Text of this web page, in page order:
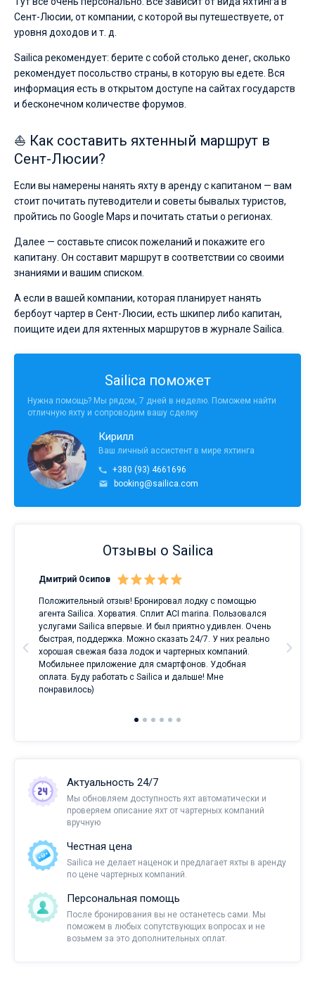
Сент-Люсии, от компании, с которой вы путешествуете, от
уровня доходов и т. д.
Sailica рекомендует: берите с собой столько денег, сколько
рекомендует посольство страны, в которую вы едете. Вся
информация есть в открытом доступе на сайтах государств
и бесконечном количестве форумов.
⛵ Как составить яхтенный маршрут в
Сент-Люсии?
Если вы намерены нанять яхту в аренду с капитаном — вам
стоит почитать путеводители и советы бывалых туристов,
пройтись по Google Maps и почитать статьи о регионах.
Далее — составьте список пожеланий и покажите его
капитану. Он составит маршрут в соответствии со своими
знаниями и вашим списком.
А если в вашей компании, которая планирует нанять
бербоут чартер в Сент-Люсии, есть шкипер либо капитан,
поищите идеи для яхтенных маршрутов в журнале Sailica.
Sailica поможет
Нужна помощь? Мы рядом, 7 дней в неделю. Поможем найти
отличную яхту и сопроводим вашу сделку
Кирилл
Ваш личный ассистент в мире яхтинга
+380 (93) 4661696
booking@sailica.com
Отзывы о Sailica
Дмитрий Осипов
Положительный отзыв! Бронировал лодку с помощью
агента Sailica. Хорватия. Сплит ACI marina. Пользовался
услугами Sailica впервые. И был приятно удивлен. Очень
быстрая, поддержка. Можно сказать 24/7. У них реально
хорошая свежая база лодок и чартерных компаний.
Мобильнее приложение для смартфонов. Удобная
оплата. Буду работать с Sailica и дальше! Мне
понравилось)
Актуальность 24/7
Мы обновляем доступность яхт автоматически и
проверяем описание яхт от чартерных компаний
вручную
Честная цена
Sailica не делает наценок и предлагает яхты в аренду
по цене чартерных компаний.
Персональная помощь
После бронирования вы не останетесь сами. Мы
поможем в любых сопутствующих вопросах и не
возьмем за это дополнительных оплат.